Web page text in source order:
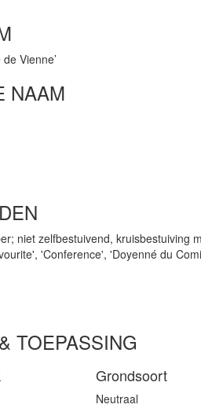
Vienne’
NAAM
niet zelfbestuivend, kruisbestuiving
'Conference', 'Doyenné du
TOEPASSING
Grondsoort
Neutraal